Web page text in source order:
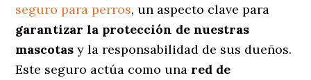
seguro para perros, un aspecto clave para
garantizar la protección de nuestras
mascotas y la responsabilidad de sus dueños.
Este seguro actúa como una red de